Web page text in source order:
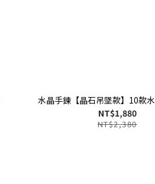
水晶手鍊【晶石吊墜款】10款
NT$1,880
NT$2,380